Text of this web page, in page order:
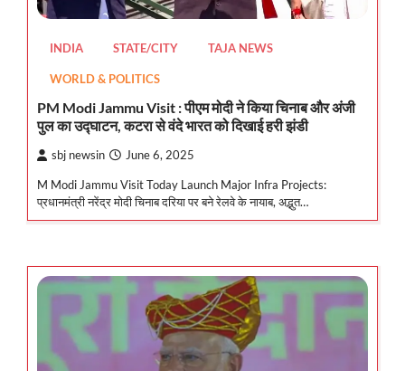
INDIA STATE/CITY TAJA NEWS
WORLD & POLITICS
PM Modi Jammu Visit : पीएम मोदी ने किया चिनाब और अंजी
पुल का उद्घाटन, कटरा से वंदे भारत को दिखाई हरी झंडी
sbj newsin June 6, 2025
M Modi Jammu Visit Today Launch Major Infra Projects:
प्रधानमंत्री नरेंद्र मोदी चिनाब दरिया पर बने रेलवे के नायाब, अद्भुत…